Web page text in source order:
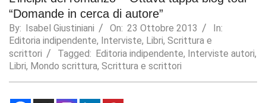
“Domande in cerca di autore”
By: Isabel Giustiniani On: 23 Ottobre 2013
In:
Editoria indipendente, Interviste, Libri, Scrittura e
scrittori
Tagged: Editoria indipendente, Interviste autori,
Libri, Mondo scrittura, Scrittura e scrittori
Statistics
In order for
us to
improve the
website's
structure,